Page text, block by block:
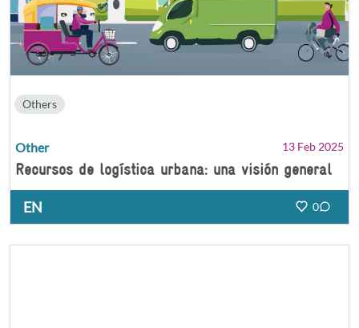
Others
Other 13 Feb 2025
Recursos de logística urbana: una visión general
EN 0